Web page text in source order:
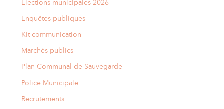
Élections municipales 2026
Enquêtes publiques
Kit communication
Marchés publics
Plan Communal de Sauvegarde
Police Municipale
Recrutements